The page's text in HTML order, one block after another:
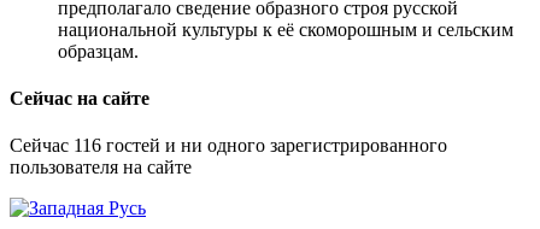
предполагало сведение образного строя русской
национальной культуры к её скоморошным и сельским
образцам.
Сейчас на сайте
Сейчас 116 гостей и ни одного зарегистрированного
пользователя на сайте